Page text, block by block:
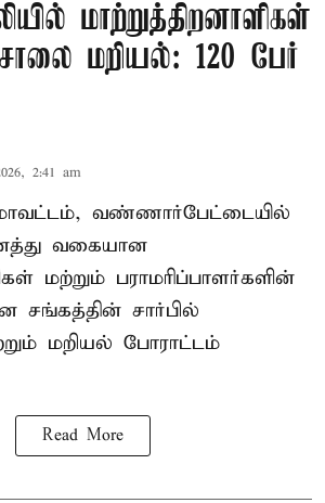
மாற்றுத்திறனாளிகள்
மறியல்: 120 பேர்
2:41 am
மாவட்டம், வண்ணார்பேட்டையில்
வகையான
மற்றும் பராமரிப்பாளர்களின்
சங்கத்தின் சார்பில்
மறியல் போராட்டம்
Read More